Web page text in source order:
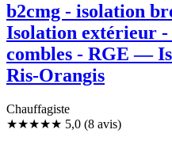
b2cmg - isolation
Isolation extérieur
combles - RGE —
Ris-Orangis
Chauffagiste
★★★★★ 5,0 (8 avis)